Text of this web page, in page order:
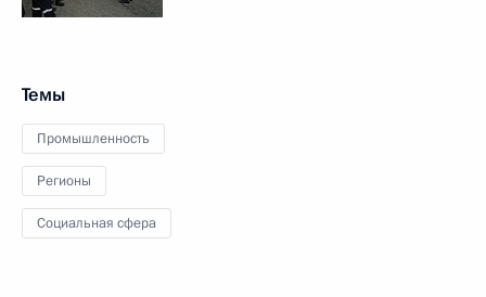
Темы
Промышленность
Регионы
Социальная сфера